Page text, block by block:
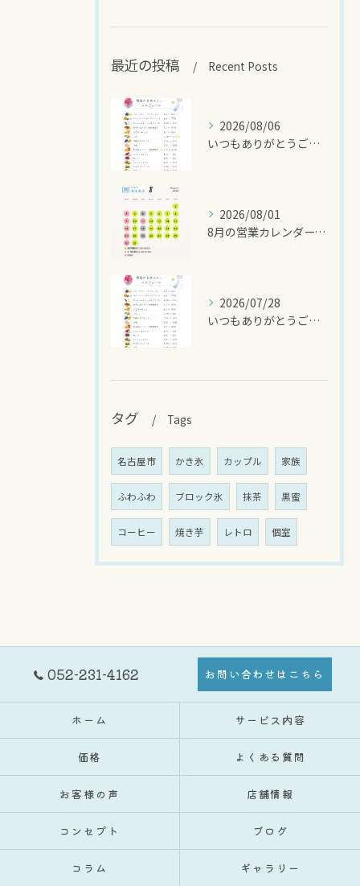
最近の投稿 Recent Posts
2026/08/06
いつもありがとうございます🍧
2026/08/01
8月の営業カレンダーです🌻
2026/07/28
いつもありがとうございます
タグ Tags
名古屋市 かき氷 カップル 家族
ふわふわ ブロック氷 抹茶 黒蜜
コーヒー 焼き芋 レトロ 個室
052-231-4162 お問い合わせはこちら
ホーム サービス内容
価格 よくある質問
お客様の声 店舗情報
コンセプト ブログ
コラム ギャラリー